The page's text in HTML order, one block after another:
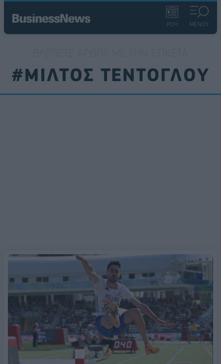
ΡΟΗ ΜΕΝΟΥ
#ΜΙΛΤΟΣ ΤΕΝΤΟΓΛΟΥ